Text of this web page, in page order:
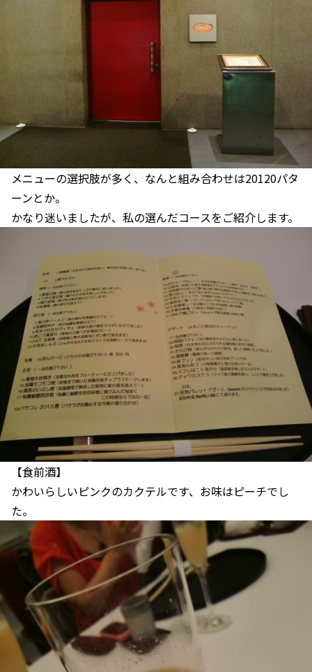
メニューの選択肢が多く、なんと組み合わせは20120パタ
ーンとか。
かなり迷いましたが、私の選んだコースをご紹介します。
【食前酒】
かわいらしいピンクのカクテルです、お味はピーチでし
た。